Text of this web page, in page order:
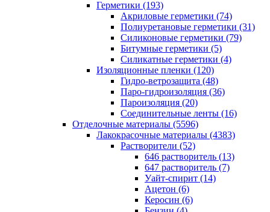
Герметики (193)
Акриловые герметики (74)
Полиуретановые герметики (31)
Силиконовые герметики (79)
Битумные герметики (5)
Силикатные герметики (4)
Изоляционные пленки (120)
Гидро-ветрозащита (48)
Паро-гидроизоляция (36)
Пароизоляция (20)
Соединительные ленты (16)
Отделочные материалы (5596)
Лакокрасочные материалы (4383)
Растворители (52)
646 растворитель (13)
647 растворитель (7)
Уайт-спирит (14)
Ацетон (6)
Керосин (6)